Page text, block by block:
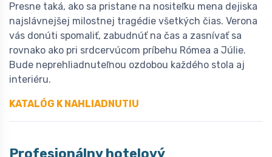
Presne taká, ako sa pristane na nositeľku mena dejiska
najslávnejšej milostnej tragédie všetkých čias. Verona
vás donúti spomaliť, zabudnúť na čas a zasnívať sa
rovnako ako pri srdcervúcom príbehu Rómea a Júlie.
Bude neprehliadnuteľnou ozdobou každého stola aj
interiéru.
KATALÓG K NAHLIADNUTIU
Profesionálny hotelový